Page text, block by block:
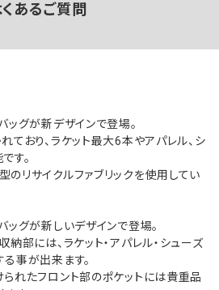
くあるご質問
ッグが新デザインで登場。
ており、ラケット最大6本やアパレル、シ
す。
リサイクルファブリックを使用してい
ッグが新しいデザインで登場。
部には、ラケット・アパレル・シューズ
事が出来ます。
れたフロント部のポケットには貴重品